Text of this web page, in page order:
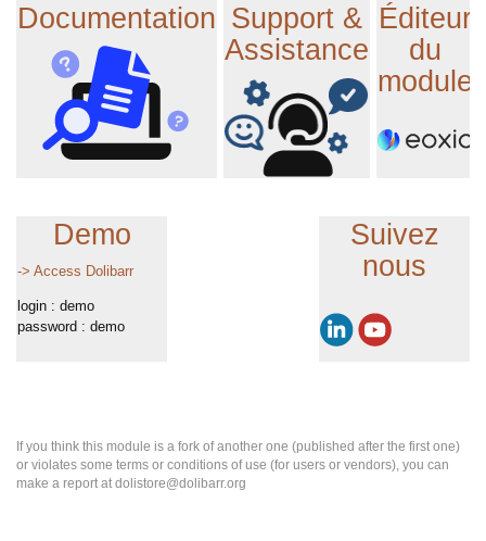
Documentation Support &
Assistance
Éditeur
du
module
Demo
-> Access Dolibarr
login : demo
password : demo
Suivez
nous
If you think this module is a fork of another one (published after the first one)
or violates some terms or conditions of use (for users or vendors), you can
make a report at dolistore@dolibarr.org